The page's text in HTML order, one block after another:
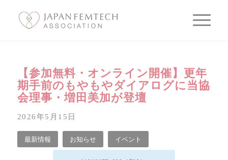
【参加無料・オンライン開催】更年
期手前のもやもやダイアログに当協
会理事・増田美加が登壇
2026年5月15日
最新情報 お知らせ イベント